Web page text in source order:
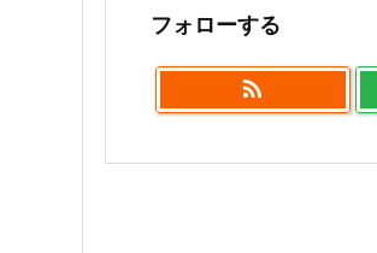
フォローする
